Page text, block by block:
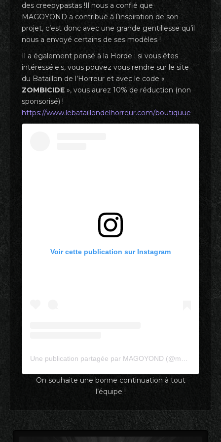
des creepypastas !Il nous a confié que
MAGOYOND a contribué à l’inspiration de son
projet, c’est donc avec une grande gentillesse qu’il
nous a envoyé certains de ses modèles !
Il a également pensé à la Horde : si vous êtes
intéressé.e.s, vous pouvez vous rendre sur le site
du Bataillon de l’Horreur et avec le code «
ZOMBICIDE», vous aurez 10% de réduction (non
sponsorisé) !
https://www.lebataillondelhorreur.com/boutiquue
Voir cette publication sur Instagram
On souhaite une bonne continuation à tout
l’équipe !